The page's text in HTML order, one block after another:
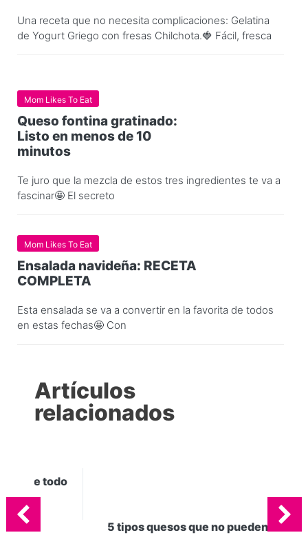
Una receta que no necesita complicaciones: Gelatina
de Yogurt Griego con fresas Chilchota.🍓 Fácil, fresca
Mom Likes To Eat
Queso fontina gratinado:
Listo en menos de 10
minutos
Te juro que la mezcla de estos tres ingredientes te va a
fascinar🤩 El secreto
Mom Likes To Eat
Ensalada navideña: RECETA
COMPLETA
Esta ensalada se va a convertir en la favorita de todos
en estas fechas🤩 Con
Artículos
relacionados
5 tipos quesos que no pueden faltar